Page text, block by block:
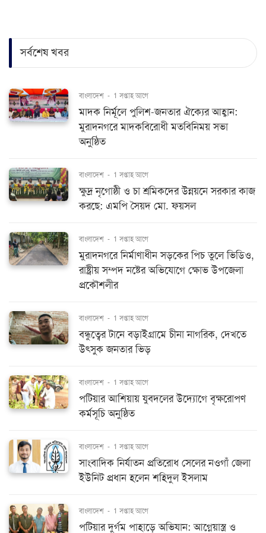
সর্বশেষ খবর
বাংলাদেশ - 1 সপ্তাহ আগে
মাদক নির্মূলে পুলিশ-জনতার ঐক্যের আহ্বান:
মুরাদনগরে মাদকবিরোধী মতবিনিময় সভা
অনুষ্ঠিত
বাংলাদেশ - 1 সপ্তাহ আগে
ক্ষুদ্র নৃগোষ্ঠী ও চা শ্রমিকদের উন্নয়নে সরকার কাজ
করছে: এমপি সৈয়দ মো. ফয়সল
বাংলাদেশ - 1 সপ্তাহ আগে
মুরাদনগরে নির্মাণাধীন সড়কের পিচ তুলে ভিডিও,
রাষ্ট্রীয় সম্পদ নষ্টের অভিযোগে ক্ষোভ উপজেলা
প্রকৌশলীর
বাংলাদেশ - 1 সপ্তাহ আগে
বন্ধুত্বের টানে বড়াইগ্রামে চীনা নাগরিক, দেখতে
উৎসুক জনতার ভিড়
বাংলাদেশ - 1 সপ্তাহ আগে
পটিয়ার আশিয়ায় যুবদলের উদ্যোগে বৃক্ষরোপণ
কর্মসূচি অনুষ্ঠিত
বাংলাদেশ - 1 সপ্তাহ আগে
সাংবাদিক নির্যাতন প্রতিরোধ সেলের নওগাঁ জেলা
ইউনিট প্রধান হলেন শহিদুল ইসলাম
বাংলাদেশ - 1 সপ্তাহ আগে
পটিয়ার দুর্গম পাহাড়ে অভিযান: আগ্নেয়াস্ত্র ও